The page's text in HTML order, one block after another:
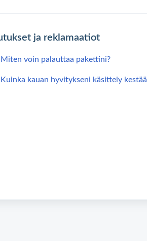
ja reklamaatiot
Miten voin palauttaa pakettini?
Kuinka kauan hyvitykseni käsittely